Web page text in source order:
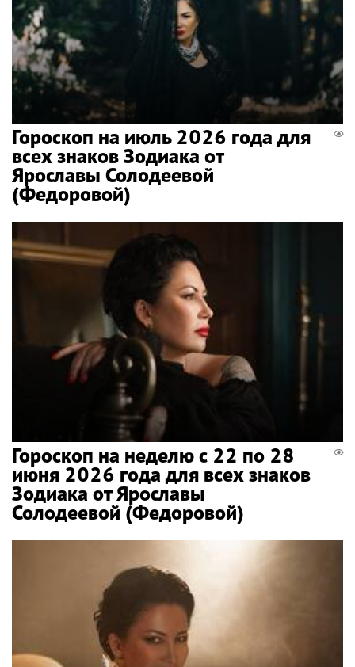
Гороскоп на июль 2026 года для
всех знаков Зодиака от
Ярославы Солодеевой
(Федоровой)
Гороскоп на неделю с 22 по 28
июня 2026 года для всех знаков
Зодиака от Ярославы
Солодеевой (Федоровой)